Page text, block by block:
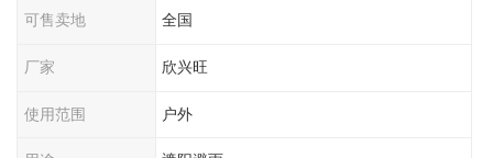
可售卖地 全国
厂家 欣兴旺
使用范围 户外